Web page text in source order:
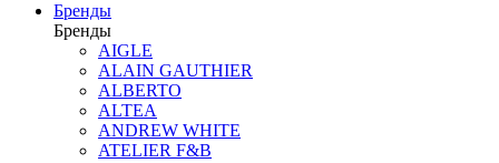
Бренды
Бренды
AIGLE
ALAIN GAUTHIER
ALBERTO
ALTEA
ANDREW WHITE
ATELIER F&B